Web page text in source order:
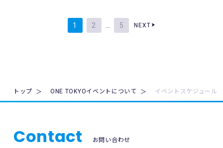
1 2 5 NEXT
トップ ONE TOKYOイベントについて イベントスケジュール
Contact お問い合わせ